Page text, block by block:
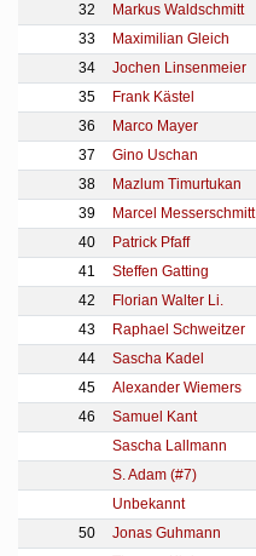
32
Markus Waldschmitt
33
Maximilian Gleich
34
Jochen Linsenmeier
35
Frank Kästel
36
Marco Mayer
37
Gino Uschan
38
Mazlum Timurtukan
39
Marcel Messerschmitt
40
Patrick Pfaff
41
Steffen Gatting
42
Florian Walter Li.
43
Raphael Schweitzer
44
Sascha Kadel
45
Alexander Wiemers
46
Samuel Kant
Sascha Lallmann
S. Adam (#7)
Unbekannt
50
Jonas Guhmann